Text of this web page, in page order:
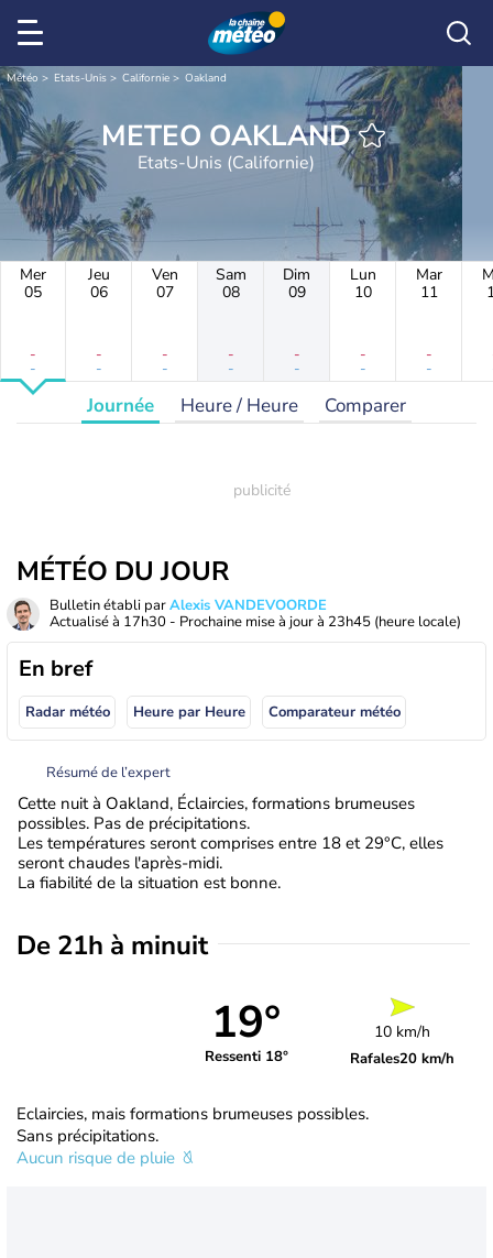
Météo Etats-Unis Californie Oakland
METEO OAKLAND
Etats-Unis (Californie)
Mer
05
-
-
Jeu
06
-
-
Ven
07
-
-
Sam
08
-
-
Dim
09
-
-
Lun
10
-
-
Mar
11
-
-
Journée Heure / Heure Comparer
MÉTÉO DU JOUR
Bulletin établi parAlexis VANDEVOORDE
Actualisé à 17h30 - Prochaine mise à jour à 23h45 (heure locale)
En bref
Radar météo Heure par Heure Comparateur météo
Résumé de l’expert
Cette nuit à Oakland, Éclaircies, formations brumeuses
possibles. Pas de précipitations.
Les températures seront comprises entre 18 et 29°C, elles
seront chaudes l'après-midi.
La fiabilité de la situation est bonne.
De 21h à minuit
19°
Ressenti 18°
10 km/h
Rafales20 km/h
Eclaircies, mais formations brumeuses possibles.
Sans précipitations.
Aucun risque de pluie